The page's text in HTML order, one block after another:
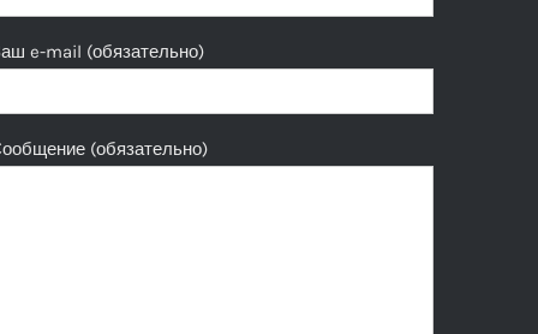
e-mail (обязательно)
(обязательно)